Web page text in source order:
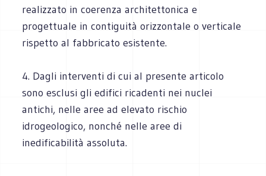
realizzato in coerenza architettonica e
progettuale in contiguità orizzontale o verticale
rispetto al fabbricato esistente.
4. Dagli interventi di cui al presente articolo
sono esclusi gli edifici ricadenti nei nuclei
antichi, nelle aree ad elevato rischio
idrogeologico, nonché nelle aree di
inedificabilità assoluta.